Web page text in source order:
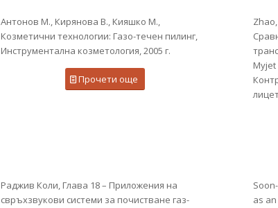
Антонов М., Кирянова В., Кияшко М.,
Козметични технологии: Газо-течен пилинг,
Инструментална козметология, 2005 г.
Прочети още
Zhao,
Раджив Коли, Глава 18 – Приложения на
свръхзвукови системи за почистване газ-
as